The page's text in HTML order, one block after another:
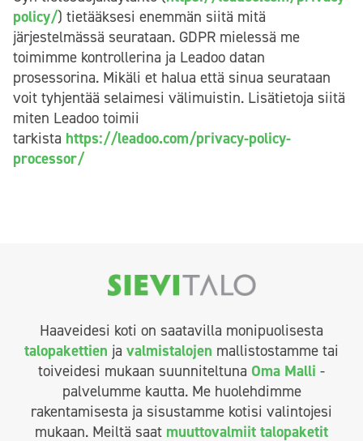
policy/) tietääksesi enemmän siitä mitä
järjestelmässä seurataan. GDPR mielessä me
toimimme kontrollerina ja Leadoo datan
prosessorina. Mikäli et halua että sinua seurataan
voit tyhjentää selaimesi välimuistin. Lisätietoja siitä
miten Leadoo toimii
tarkista https://leadoo.com/privacy-policy-
processor/
Haaveidesi koti on saatavilla monipuolisesta
talopakettien ja valmistalojen mallistostamme tai
toiveidesi mukaan suunniteltuna Oma Malli -
palvelumme kautta. Me huolehdimme
rakentamisesta ja sisustamme kotisi valintojesi
mukaan. Meiltä saat muuttovalmiit talopaketit